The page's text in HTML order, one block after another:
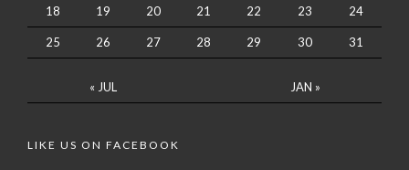
« JUL JAN »
18 19 20 21 22 23 24
25 26 27 28 29 30 31
LIKE US ON FACEBOOK